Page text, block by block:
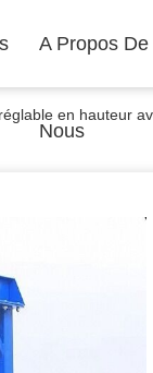
A Propos De
Nous
en hauteur